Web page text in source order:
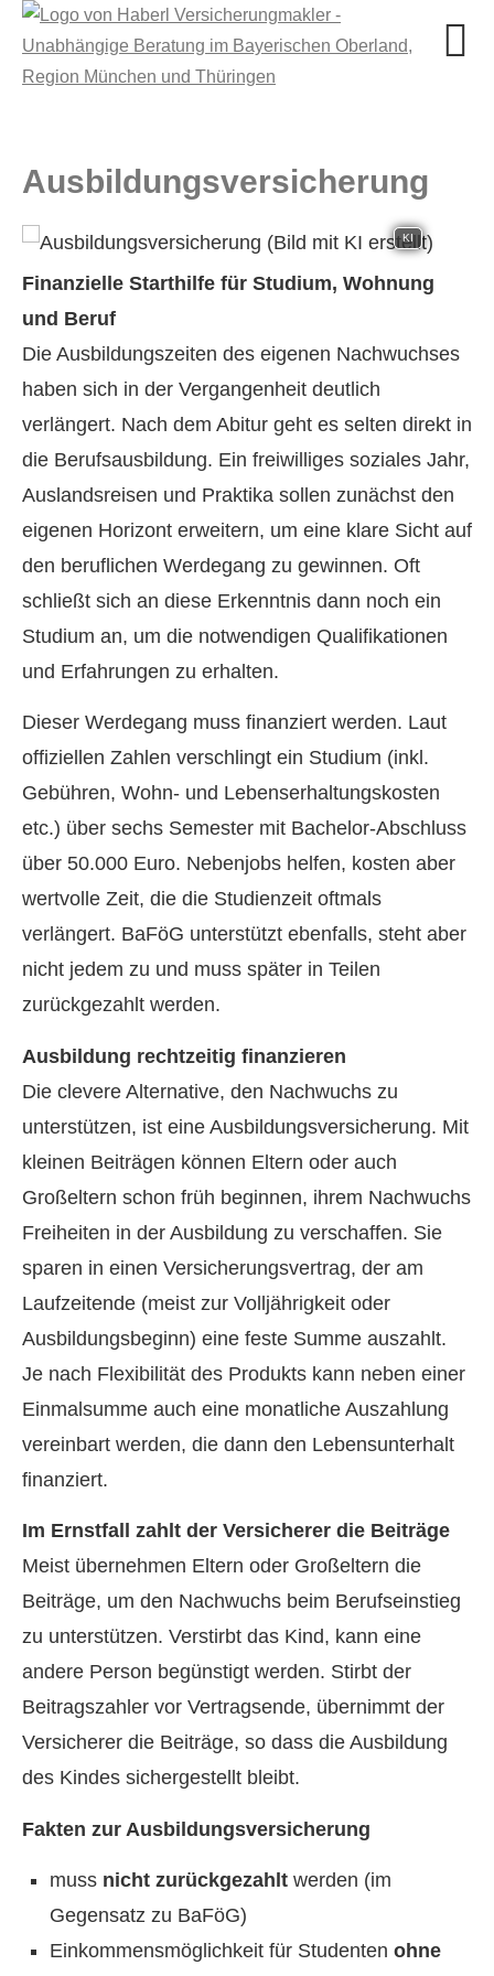
Aus­bil­dungs­ver­si­che­rung
KI
Finanzielle Starthilfe für Studium, Wohnung
und Beruf
Die Ausbildungszeiten des eigenen Nachwuchses
haben sich in der Vergangenheit deutlich
verlängert. Nach dem Abitur geht es selten direkt in
die Berufsausbildung. Ein freiwilliges soziales Jahr,
Auslandsreisen und Praktika sollen zunächst den
eigenen Horizont erweitern, um eine klare Sicht auf
den beruflichen Werdegang zu gewinnen. Oft
schließt sich an diese Erkenntnis dann noch ein
Studium an, um die notwendigen Qualifikationen
und Erfahrungen zu erhalten.
Dieser Werdegang muss finanziert werden. Laut
offiziellen Zahlen verschlingt ein Studium (inkl.
Gebühren, Wohn- und Lebenserhaltungskosten
etc.) über sechs Semester mit Bachelor-Abschluss
über 50.000 Euro. Nebenjobs helfen, kosten aber
wertvolle Zeit, die die Studienzeit oftmals
verlängert. BaFöG unterstützt ebenfalls, steht aber
nicht jedem zu und muss später in Teilen
zurückgezahlt werden.
Ausbildung rechtzeitig finanzieren
Die clevere Alternative, den Nachwuchs zu
unterstützen, ist eine Aus­bil­dungs­ver­si­che­rung. Mit
kleinen Beiträgen können Eltern oder auch
Großeltern schon früh beginnen, ihrem Nachwuchs
Freiheiten in der Ausbildung zu verschaffen. Sie
sparen in einen Versicherungsvertrag, der am
Laufzeitende (meist zur Volljährigkeit oder
Ausbildungsbeginn) eine feste Summe auszahlt.
Je nach Flexibilität des Produkts kann neben einer
Einmalsumme auch eine monatliche Auszahlung
vereinbart werden, die dann den Lebensunterhalt
finanziert.
Im Ernstfall zahlt der Versicherer die Beiträge
Meist übernehmen Eltern oder Großeltern die
Beiträge, um den Nachwuchs beim Berufseinstieg
zu unterstützen. Verstirbt das Kind, kann eine
andere Person begünstigt werden. Stirbt der
Beitragszahler vor Vertragsende, übernimmt der
Versicherer die Beiträge, so dass die Ausbildung
des Kindes sichergestellt bleibt.
Fakten zur Aus­bil­dungs­ver­si­che­rung
muss nicht zurückgezahlt werden (im
Gegensatz zu BaFöG)
Einkommensmöglichkeit für Studenten ohne